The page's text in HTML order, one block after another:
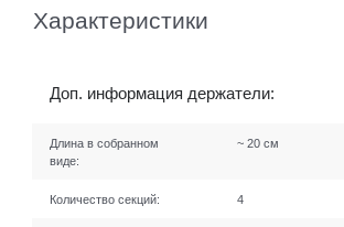
Характеристики
Доп. информация держатели:
Длина в собранном
виде:
~ 20 см
Количество секций: 4